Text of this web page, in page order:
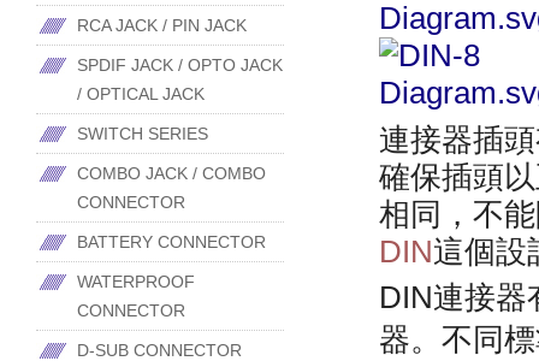
連接器插
確保插頭
相同，不
DIN這個設
DIN連接器
器。不同
RCA JACK / PIN JACK
SPDIF JACK / OPTO JACK
/ OPTICAL JACK
SWITCH SERIES
COMBO JACK / COMBO
CONNECTOR
BATTERY CONNECTOR
WATERPROOF
CONNECTOR
D-SUB CONNECTOR